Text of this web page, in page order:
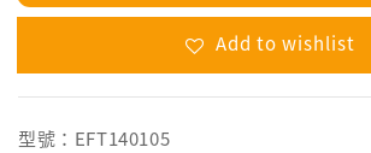
Add to wishlist
型號：EFT140105